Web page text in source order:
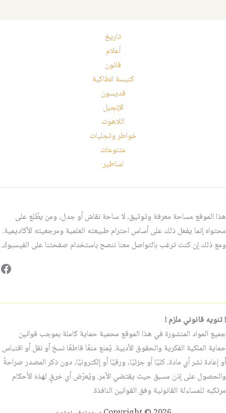
تاريخ
أعلام
قانون
كنيسة انطاكية
قديسون
الإنجيل
اللاهوت
خواطر وتجليات
متنوعات
اساطير
هذا الموقع مساحة معرفة وتوثيق، لا ساحة نقاش أو جدل، ومن يطّلع على
محتواه إنما يفعل ذلك على أساس احترام طبيعته العلمية ومرجعيته الأكاديمية.
ومع ذلك إن كنت ترغب بالتواصل معنا ننصح باستخدام صفحتنا على الفيسبوك.
! تنويه قانوني ملزم !
جميع المواد المنشورة في هذا الموقع محمية حماية كاملة بموجب قوانين
حماية الملكية الفكرية والحقوق الأدبية. يُمنع منعًا قاطعًا نسخ أو نقل أو اقتباس
أو إعادة نشر أي مادة، كليًا أو جزئيًا، ورقيًا أو إلكترونيًا، دون ذكر المصدر صراحةً
والحصول على إذن مسبق حيث يقتضي الأمر. ويُعرّض أي خرقٍ لهذه الأحكام
مرتكبه للمساءلة القانونية وفق القوانين النافذة.